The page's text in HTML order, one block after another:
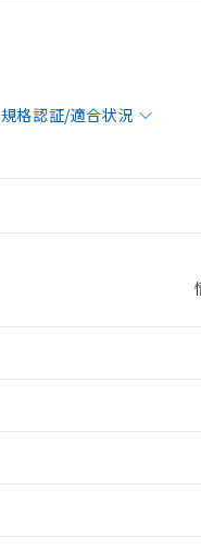
規格認証/適合状況